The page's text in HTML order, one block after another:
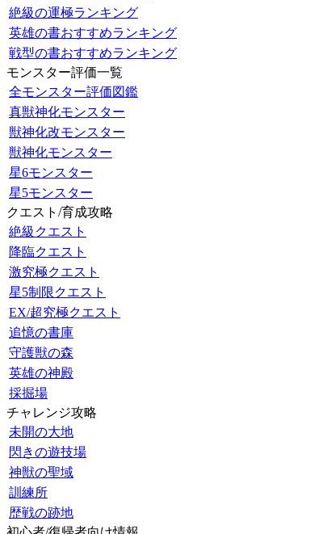
絶級の運極ランキング
英雄の書おすすめランキング
戦型の書おすすめランキング
モンスター評価一覧
全モンスター評価図鑑
真獣神化モンスター
獣神化改モンスター
獣神化モンスター
星6モンスター
星5モンスター
クエスト/育成攻略
絶級クエスト
降臨クエスト
激究極クエスト
星5制限クエスト
EX/超究極クエスト
追憶の書庫
守護獣の森
英雄の神殿
採掘場
チャレンジ攻略
未開の大地
閃きの遊技場
神獣の聖域
訓練所
歴戦の跡地